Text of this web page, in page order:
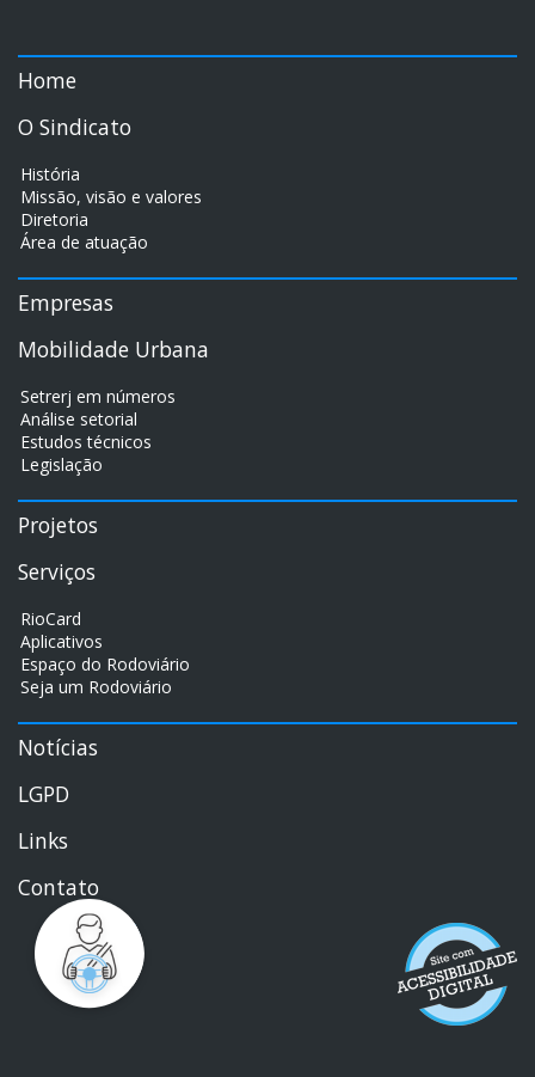
Home
O Sindicato
História
Missão, visão e valores
Diretoria
Área de atuação
Empresas
Mobilidade Urbana
Setrerj em números
Análise setorial
Estudos técnicos
Legislação
Projetos
Serviços
RioCard
Aplicativos
Espaço do Rodoviário
Seja um Rodoviário
Notícias
LGPD
Links
Contato